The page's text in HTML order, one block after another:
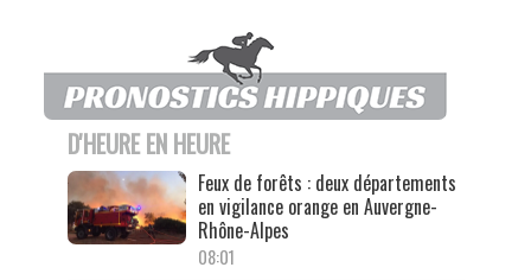
D'HEURE EN HEURE
Feux de forêts : deux départements
en vigilance orange en Auvergne-
Rhône-Alpes
08:01